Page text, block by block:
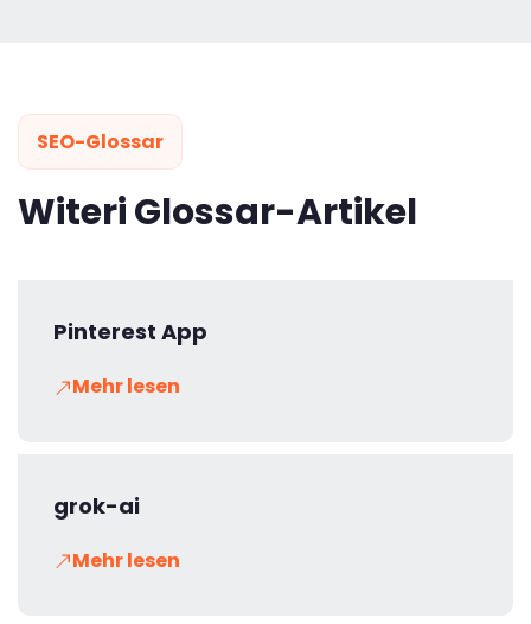
SEO-Glossar
Witeri Glossar-Artikel
Pinterest App
Mehr lesen
grok-ai
Mehr lesen